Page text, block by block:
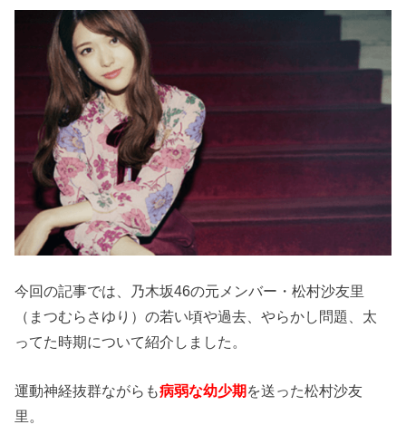
今回の記事では、乃木坂46の元メンバー・松村沙友里
（まつむらさゆり）の若い頃や過去、やらかし問題、太
ってた時期について紹介しました。
運動神経抜群ながらも病弱な幼少期 を送った松村沙友
里。